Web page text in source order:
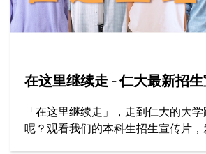
在这里继续走 - 仁大最新招
「在这里继续走」，走到仁大的大
呢？观看我们的本科生招生宣传片，